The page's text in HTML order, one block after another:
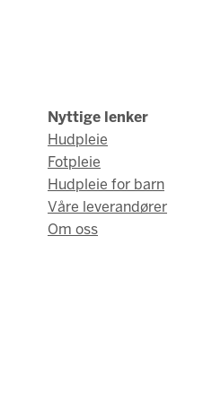
Nyttige lenker
Hudpleie
Fotpleie
Hudpleie for barn
Våre leverandører
Om oss